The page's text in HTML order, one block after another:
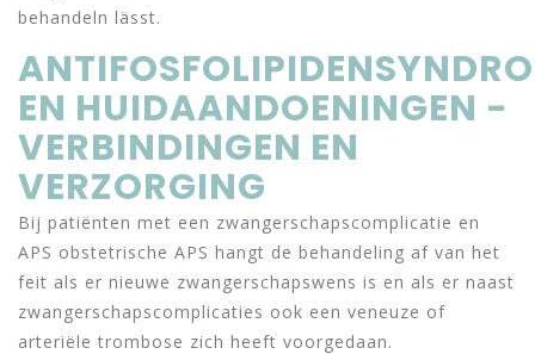
behandeln lässt.
EN HUIDAANDOENINGEN -
VERBINDINGEN EN
VERZORGING
Bij patiënten met een zwangerschapscomplicatie en
APS obstetrische APS hangt de behandeling af van het
feit als er nieuwe zwangerschapswens is en als er naast
zwangerschapscomplicaties ook een veneuze of
arteriële trombose zich heeft voorgedaan.